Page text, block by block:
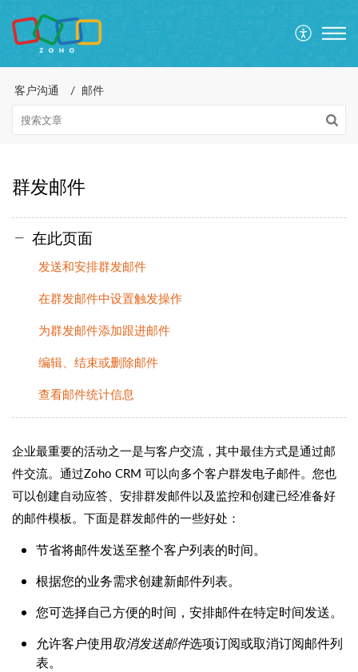
客户沟通 邮件
群发邮件
在此页面
发送和安排群发邮件
在群发邮件中设置触发操作
为群发邮件添加跟进邮件
编辑、结束或删除邮件
查看邮件统计信息
企业最重要的活动之一是与客户交流，其中最佳方式是通过邮
件交流。通过Zoho CRM 可以向多个客户群发电子邮件。您也
可以创建自动应答、安排群发邮件以及监控和创建已经准备好
的邮件模板。下面是群发邮件的一些好处：
节省将邮件发送至整个客户列表的时间。
根据您的业务需求创建新邮件列表。
您可选择自己方便的时间，安排邮件在特定时间发送。
允许客户使用取消发送邮件选项订阅或取消订阅邮件列
表。